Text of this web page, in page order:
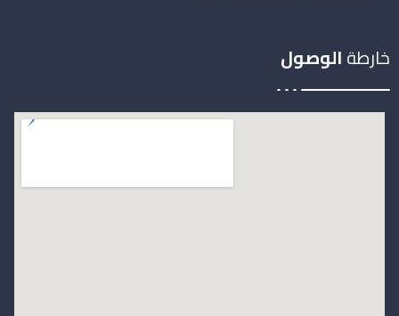
خارطةالوصول